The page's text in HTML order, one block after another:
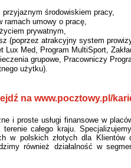
środowiskiem pracy,
ramach umowy o pracę,
prywatnym,
(poprzez atrakcyjny system
Lux Med, Program MultiSport,
grupowe, Pracowniczy
użytku).
na www.pocztowy.pl/
i proste usługi finansowe w
całego kraju.
w polskich złotych dla Klientów
również działalność w